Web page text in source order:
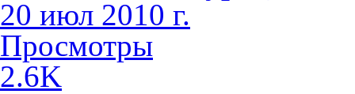
20 июл 2010 г.
Просмотры
2.6K